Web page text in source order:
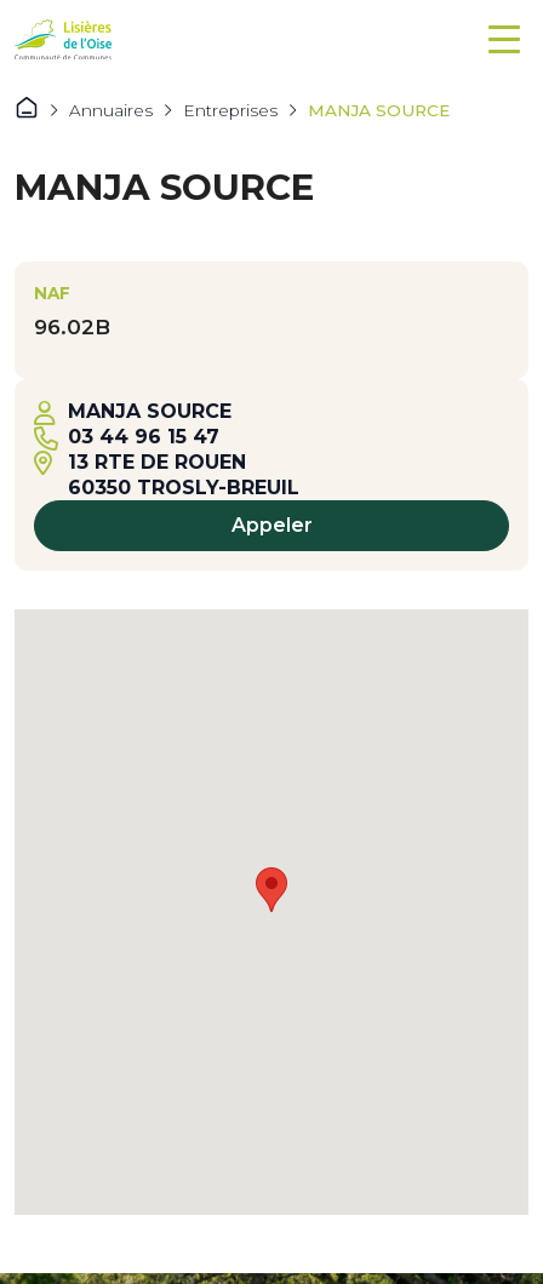
Annuaires Entreprises MANJA SOURCE
MANJA SOURCE
NAF
96.02B
MANJA SOURCE
03 44 96 15 47
13 RTE DE ROUEN
60350 TROSLY-BREUIL
Appeler